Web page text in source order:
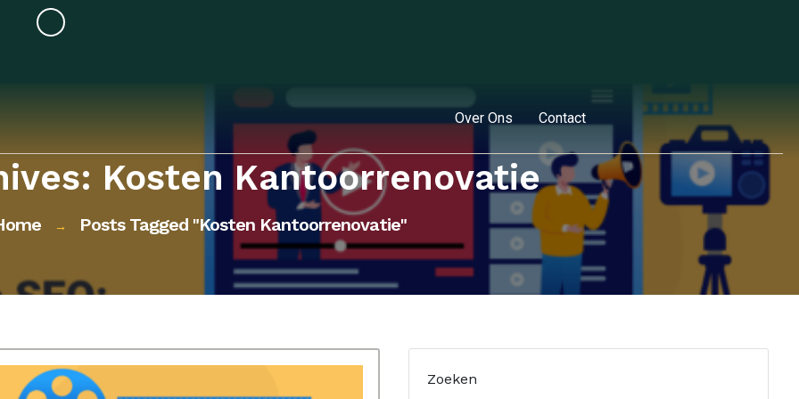
Over Ons Contact
Kosten Kantoorrenovatie
→ Posts Tagged "kosten Kantoorrenovatie"
Zoeken